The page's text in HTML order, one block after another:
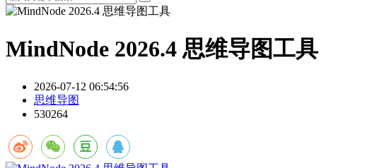
MindNode 2026.4 思维导图工具
2026-07-12 06:54:56
思维导图
530264